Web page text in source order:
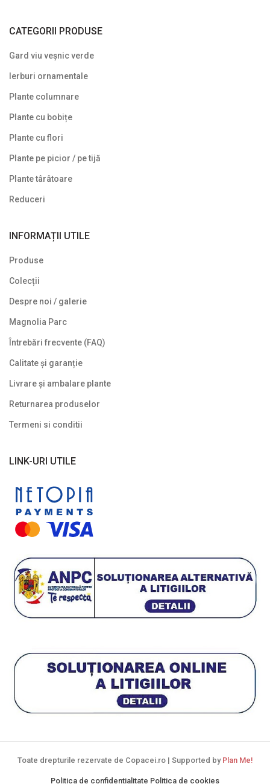
Yucca
Arbuști fructiferi
Conifere
Ghivece de piatra
Ierburi ornamentale
Plante agățătoare
Plante columnare
Plante cu bobițe
Plante cu flori
Plante cu frunze albastre/ argintii
Plante cu frunze în două culori
Plante cu frunze verzi
Plante cu frunze vișinii/bordo
Plante pentru garduri vii
Plante pentru stâncării
Plante târâtoare
Reduceri
Soiuri speciale/licențiate
Uncategorized
CATEGORII PRODUSE
Gard viu veșnic verde
Ierburi ornamentale
Plante columnare
Plante cu bobițe
Plante cu flori
Plante pe picior / pe tijă
Plante târâtoare
Reduceri
INFORMAȚII UTILE
Produse
Colecții
Despre noi / galerie
Magnolia Parc
Întrebări frecvente (FAQ)
Calitate și garanție
Livrare și ambalare plante
Returnarea produselor
Termeni si conditii
LINK-URI UTILE
Toate drepturile rezervate de Copacei.ro | Supported by Plan Me!
Politica de confidentialitate Politica de cookies